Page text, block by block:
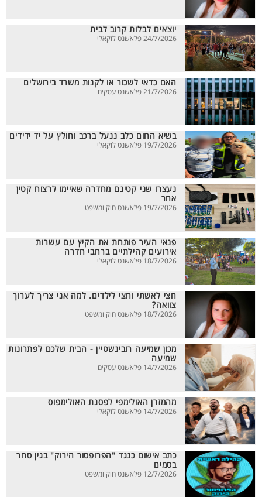
יוצאים לבלות קרוב לבית
24/7/2026 פלאשנט לוקאלי
האם כדאי לשכור או לקנות משרד בירושלים
21/7/2026 פלאשנט עסקים
בשיא החום כלב ננעל ברכב וחולץ על יד ידידים
19/7/2026 פלאשנט לוקאלי
נעצרו שני קטינם מחדרה שאיימו לרצוח קטין
אחר
19/7/2026 פלאשנט חוק ומשפט
פנאי העיר פותחת את הקיץ עם עשרות
אירועים קהילתיים ברחבי חדרה
18/7/2026 פלאשנט לוקאלי
חצי לאשתי וחצי לילדים. למה אני צריך לערוך
צוואה?
18/7/2026 פלאשנט חוק ומשפט
מכון שמיעה רובינשטיין - הבית שלכם לפתרונות
שמיעה
14/7/2026 פלאשנט עסקים
מהמזרן האולימפי לפסגת האולימפוס
14/7/2026 פלאשנט לוקאלי
כתב אישום כנגד "הפרופסור הירוק" בגין סחר
בסמים
12/7/2026 פלאשנט חוק ומשפט